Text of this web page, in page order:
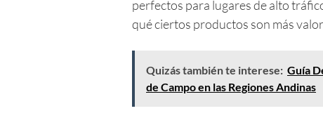
perfectos para lugares de alto
qué ciertos productos son más
Quizás también te interese: Guía
de Campo en las Regiones Andinas